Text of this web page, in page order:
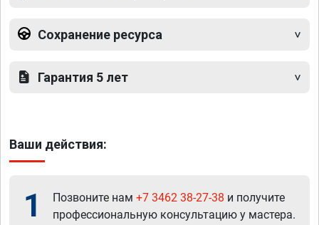
Сохранение ресурса
Гарантия 5 лет
Ваши действия:
1 Позвоните нам +7 3462 38-27-38 и получите
профессиональную консультацию у мастера.